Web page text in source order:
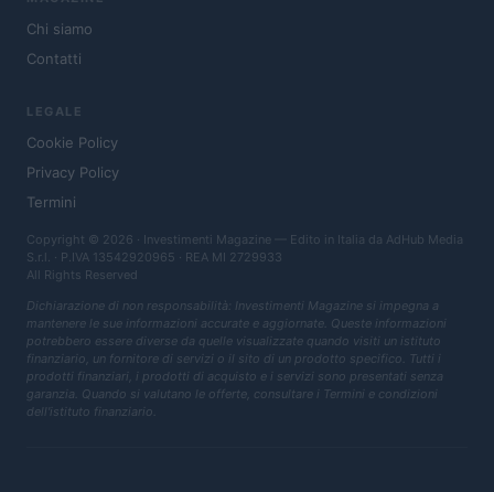
Chi siamo
Contatti
LEGALE
Cookie Policy
Privacy Policy
Termini
Copyright © 2026 · Investimenti Magazine — Edito in Italia da AdHub Media
S.r.l. · P.IVA 13542920965 · REA MI 2729933
All Rights Reserved
Dichiarazione di non responsabilità: Investimenti Magazine si impegna a
mantenere le sue informazioni accurate e aggiornate. Queste informazioni
potrebbero essere diverse da quelle visualizzate quando visiti un istituto
finanziario, un fornitore di servizi o il sito di un prodotto specifico. Tutti i
prodotti finanziari, i prodotti di acquisto e i servizi sono presentati senza
garanzia. Quando si valutano le offerte, consultare i Termini e condizioni
dell'istituto finanziario.